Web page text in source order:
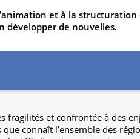
et à la
développer de nouvelles.
fragilités et confrontée à des
connaît l’ensemble des